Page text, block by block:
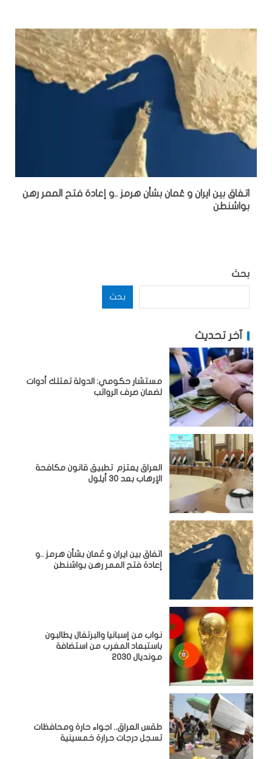
اتفاق بين ايران و عُمان بشأن هرمز ..و إعادة فتح الممر رهن
بواشنطن
بحث
بحث
آخر تحديث
مستشار حكومي: الدولة تمتلك أدوات
لضمان صرف الرواتب
العراق يعتزم تطبيق قانون مكافحة
الإرهاب بعد 30 أيلول
اتفاق بين ايران و عُمان بشأن هرمز ..و
إعادة فتح الممر رهن بواشنطن
نواب من إسبانيا والبرتغال يطالبون
باستبعاد المغرب من استضافة
مونديال 2030
طقس العراق.. اجواء حارة ومحافظات
تسجل درجات حرارة خمسينية